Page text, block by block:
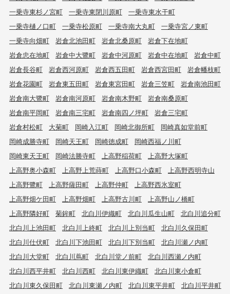
一乗寺東杉ノ宮町
一乗寺東閉川原町
一乗寺東水干町
一乗寺樋ノ口町
一乗寺松原町 一乗寺南大丸町
一乗寺宮ノ東町
一乗寺向畑町
岩倉北池田町 岩倉北桑原町
岩倉下在地町
岩倉忠在地町
岩倉中大鷺町 岩倉中河原町 岩倉中在地町
岩倉中町
岩倉長谷町
岩倉西河原町 岩倉西五田町 岩倉西宮田町
岩倉幡枝町
岩倉花園町
岩倉東五田町 岩倉東宮田町 岩倉三笠町
岩倉南池田町
岩倉南大鷺町
岩倉南河原町 岩倉南木野町
岩倉南桑原町
岩倉南平岡町
岩倉南三宅町 岩倉南四ノ坪町
岩倉三宅町
岩倉村松町
大菊町 岡崎入江町 岡崎北御所町
岡崎真如堂前町
岡崎成勝寺町
岡崎天王町 岡崎徳成町
岡崎西福ノ川町
岡崎東天王町
岡崎法勝寺町 上高野稲荷町
上高野大塚町
上高野奥小森町
上高野上荒蒔町 上高野口小森町
上高野西明寺山
上高野鷺町
上高野薩田町 上高野仲町
上高野西氷室町
上高野畑ケ田町
上高野畑町 上高野古川町
上高野山ノ橋町
上高野隣好町
菊鉾町 北白川伊織町 北白川瓜生山町
北白川追分町
北白川上池田町
北白川上終町 北白川上別当町
北白川久保田町
北白川仕伏町
北白川下池田町 北白川下別当町
北白川瀬ノ内町
北白川大堂町
北白川蔦町 北白川堂ノ前町
北白川西瀬ノ内町
北白川西平井町
北白川西町 北白川東伊織町
北白川東小倉町
北白川東久保田町
北白川東瀬ノ内町 北白川東平井町
北白川平井町